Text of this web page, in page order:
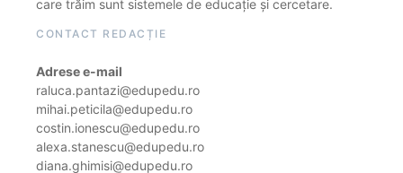
care trăim sunt sistemele de educație și cercetare.
CONTACT REDACȚIE
Adrese e-mail
raluca.pantazi@edupedu.ro
mihai.peticila@edupedu.ro
costin.ionescu@edupedu.ro
alexa.stanescu@edupedu.ro
diana.ghimisi@edupedu.ro